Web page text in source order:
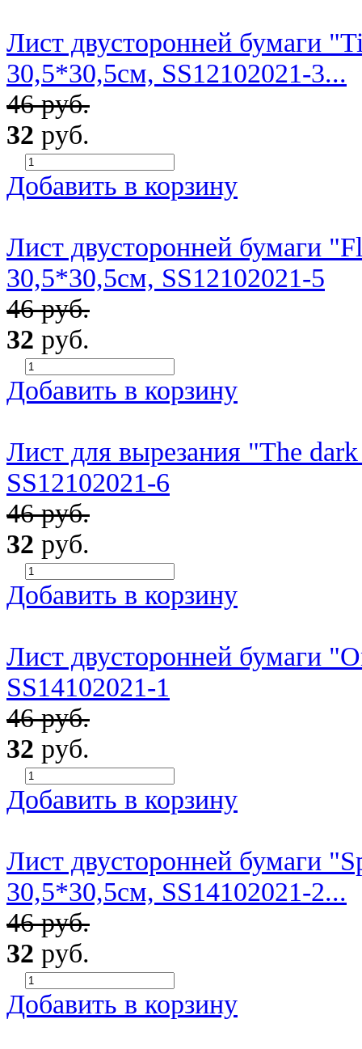
Лист двусторонней бумаги
30,5*30,5см, SS12102021-3...
46 руб.
32 руб.
Добавить в корзину
Лист двусторонней бумаги
30,5*30,5см, SS12102021-5
46 руб.
32 руб.
Добавить в корзину
Лист для вырезания "The
SS12102021-6
46 руб.
32 руб.
Добавить в корзину
Лист двусторонней бумаги
SS14102021-1
46 руб.
32 руб.
Добавить в корзину
Лист двусторонней бумаги
30,5*30,5см, SS14102021-2...
46 руб.
32 руб.
Добавить в корзину